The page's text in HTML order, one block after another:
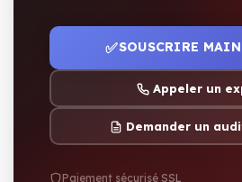
✅SOUSCRIRE
Appeler un
Demander un
Paiement sécurisé SSL